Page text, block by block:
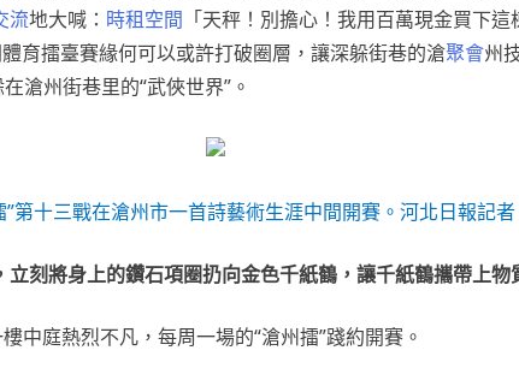
流地大喊： 時租空間 「天秤！別擔心！我用百萬現金買下
育擂臺賽緣何可以或許打破圈層，讓深躲街巷的滄聚會州
滄州街巷里的“武俠世界”。
”第十三戰在滄州市一首詩藝術生涯中間開賽。河北日報記
立刻將身上的鑽石項圈扔向金色千紙鶴，讓千紙鶴攜帶上
中庭熱烈不凡，每周一場的“滄州擂”踐約開賽。